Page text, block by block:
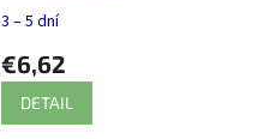
3 – 5 dní
€6,62
DETAIL